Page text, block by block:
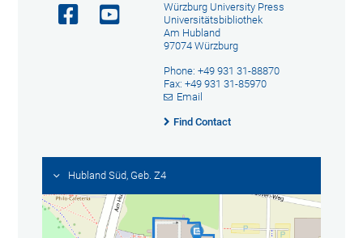
Würzburg University Press
Universitätsbibliothek
Am Hubland
97074 Würzburg
Phone: +49 931 31-88870
Fax: +49 931 31-85970
Email
Find Contact
Hubland Süd, Geb. Z4